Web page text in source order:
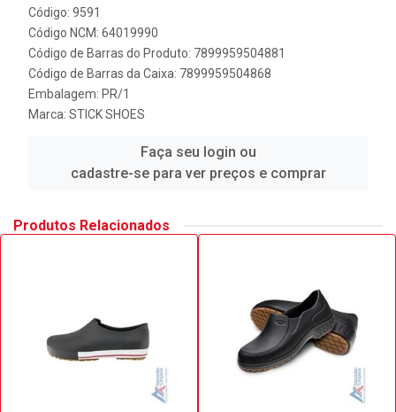
Código: 9591
Código NCM: 64019990
Código de Barras do Produto: 7899959504881
Código de Barras da Caixa: 7899959504868
Embalagem: PR/1
Marca: STICK SHOES
Faça seu login ou
cadastre-se para ver preços e comprar
Produtos Relacionados